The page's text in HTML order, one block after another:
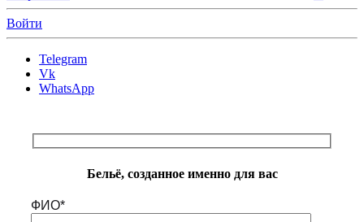
Войти
Telegram
Vk
WhatsApp
Бельё, созданное именно для вас
ФИО*